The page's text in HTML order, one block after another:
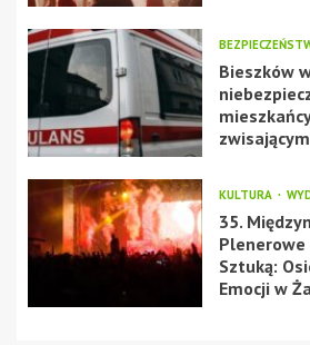
Bieszków
KULTURA
35.
Sztuką:
Emocji w